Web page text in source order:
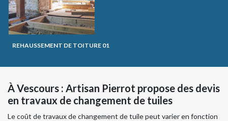
REHAUSSEMENT DE TOITURE 01
À Vescours : Artisan Pierrot propose des devis
en travaux de changement de tuiles
Le coût de travaux de changement de tuile peut varier en fonction